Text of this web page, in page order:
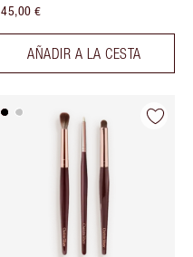
45,00 €
AÑADIR A LA CESTA